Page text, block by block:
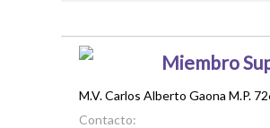
Miembro
M.V. Carlos Alberto Gaona M.P.
Contacto: